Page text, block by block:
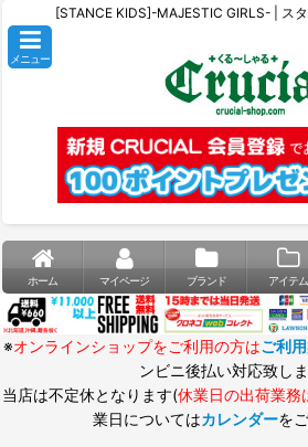
[STANCE KIDS]-MAJESTIC GIRLS- | ス
メニュー
ホーム マイページ ブランド アイテム
※オンラインショップをご利用の方はご利
ンビニ後払い対応致しま
当店は不定休となります(休業日の出荷業務
業日についてはカレンダーを